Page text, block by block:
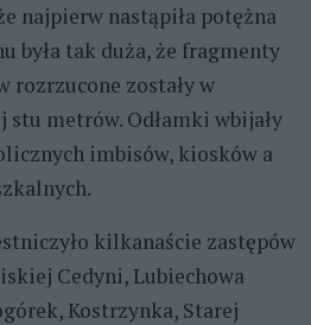
najpierw nastąpiła potężna
była tak duża, że fragmenty
rozrzucone zostały w
metrów. Odłamki wbijały
imbisów, kiosków a
kilkanaście zastępów
Cedyni, Lubiechowa
Kostrzynka, Starej